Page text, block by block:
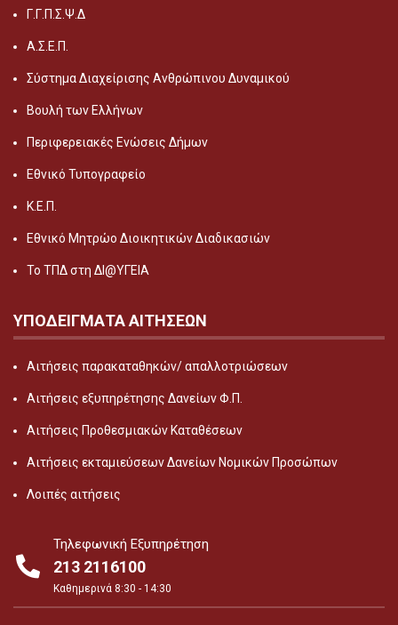
Γ.Γ.Π.Σ.Ψ.Δ
Α.Σ.Ε.Π.
Σύστημα Διαχείρισης Ανθρώπινου Δυναμικού
Βουλή των Ελλήνων
Περιφερειακές Ενώσεις Δήμων
Εθνικό Τυπογραφείο
Κ.Ε.Π.
Εθνικό Μητρώο Διοικητικών Διαδικασιών
Το ΤΠΔ στη ΔΙ@ΥΓΕΙΑ
ΥΠΟΔΕΙΓΜΑΤΑ ΑΙΤΗΣΕΩΝ
Αιτήσεις παρακαταθηκών/ απαλλοτριώσεων
Αιτήσεις εξυπηρέτησης Δανείων Φ.Π.
Αιτήσεις Προθεσμιακών Καταθέσεων
Αιτήσεις εκταμιεύσεων Δανείων Νομικών Προσώπων
Λοιπές αιτήσεις
Τηλεφωνική Εξυπηρέτηση
213 2116100
Καθημερινά 8:30 - 14:30